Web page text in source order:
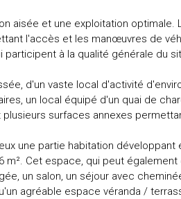
aisée et une exploitation
l'accès et les manœuvres de
à la qualité générale du
d'un vaste local d'activité
un local équipé d'un quai de
surfaces annexes
une partie habitation développant
m². Cet espace, qui peut
un salon, un séjour avec
agréable espace véranda /